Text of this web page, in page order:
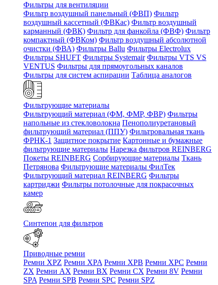
Фильтры для вентиляции
Фильтр воздушный панельный (ФВП) Фильтр
воздушный кассетный (ФВКас) Фильтр воздушный
карманный (ФВК) Фильтр для фанкойла (ФВФ) Фильтр
компактный (ФВКом) Фильтр воздушный абсолютной
очистки (ФВА) Фильтры Ballu Фильтры Electrolux
Фильтры SHUFT Фильтры Systemair Фильтры VTS VS
VENTUS Фильтры для прямоугольных каналов
Фильтры для систем аспирации Таблица аналогов
Фильтрующие материалы
Фильтрующий материал (ФМ, ФМР, ФВР) Фильтры
напольные из стекловолокна Пенополиуретановый
фильтрующий материал (ППУ) Фильтровальная ткань
ФРНК-1 Защитное покрытие Картонные и бумажные
фильтрующие материалы Нарезка фильтров REINBERG
Покеты REINBERG Сорбирующие материалы Ткань
Петрянова Фильтрующие материалы ФилТек
Фильтрующий материал REINBERG Фильтры
картриджи Фильтры потолочные для покрасочных
камер
Синтепон для фильтров
Приводные ремни
Ремни XPZ Ремни XPA Ремни XPB Ремни XPC Ремни
ZX Ремни AX Ремни BX Ремни CX Ремни 8V Ремни
SPA Ремни SPB Ремни SPC Ремни SPZ